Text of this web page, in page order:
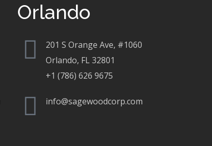
Orlando
201 S Orange Ave, #1060
Orlando, FL 32801
+1 (786) 626 9675
info@sagewoodcorp.com